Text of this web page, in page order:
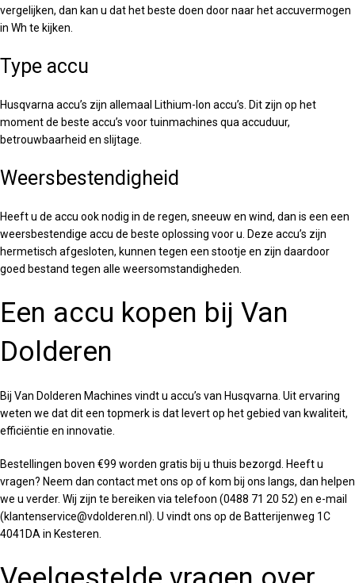
vergelijken, dan kan u dat het beste doen door naar het accuvermogen
in Wh te kijken.
Type accu
Husqvarna accu’s zijn allemaal Lithium-Ion accu’s. Dit zijn op het
moment de beste accu’s voor tuinmachines qua accuduur,
betrouwbaarheid en slijtage.
Weersbestendigheid
Heeft u de accu ook nodig in de regen, sneeuw en wind, dan is een een
weersbestendige accu de beste oplossing voor u. Deze accu’s zijn
hermetisch afgesloten, kunnen tegen een stootje en zijn daardoor
goed bestand tegen alle weersomstandigheden.
Een accu kopen bij Van
Dolderen
Bij Van Dolderen Machines vindt u accu’s van Husqvarna. Uit ervaring
weten we dat dit een topmerk is dat levert op het gebied van kwaliteit,
efficiëntie en innovatie.
Bestellingen boven €99 worden gratis bij u thuis bezorgd. Heeft u
vragen? Neem dan contact met ons op of kom bij ons langs, dan helpen
we u verder. Wij zijn te bereiken via telefoon (0488 71 20 52) en e-mail
(klantenservice@vdolderen.nl). U vindt ons op de Batterijenweg 1C
4041DA in Kesteren.